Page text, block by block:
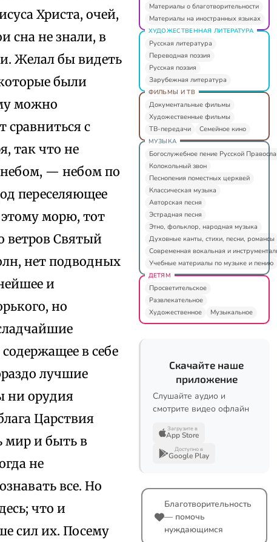
Христа, очей,
сна не знали, в
Желал бы видеть
были
можно
сравниться с
так что не
— небом по
переселяющее
морю, тот
ветров Святый
нет подводных
и
но
в себе
лучшие
ни орудия
Царствия
мир и быть в
не
все. Но
что и
сил их. Посему
Материалы о благотворительности
Материалы на иностранных языках
ХУДОЖЕСТВЕННАЯ ЛИТЕРАТУРА
Русская литература
Переводная поэзия
Русская поэзия
Зарубежная литература
ФИЛЬМЫ И ТВ
Документальные фильмы
Художественные фильмы
ТВ-передачи
Семейное кино
МУЗЫКА
Богослужебное пение Русской
Колокольный звон
Песнопения поместных церквей
Классическая музыка
Авторская песня
Эстрадная песня
Этно, фольклор, народная музыка
Духовные канты, стихи, песни, романсы
Современная вокальная и
Учебные материалы по музыке и пению
ДЕТЯМ
Просветительское
Развлекательное
Художественное
Музыкальное
Скачайте наше
приложение
Слушайте аудио и
смотрите видео офлайн
Загрузите в
App Store
Доступно в
Google Play
Благотворительность
— помочь
нуждающимся